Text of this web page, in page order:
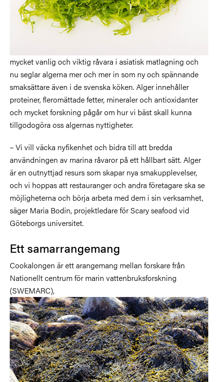
mycket vanlig och viktig råvara i asiatisk matlagning och
nu seglar algerna mer och mer in som ny och spännande
smaksättare även i de svenska köken. Alger innehåller
proteiner, fleromättade fetter, mineraler och antioxidanter
och mycket forskning pågår om hur vi bäst skall kunna
tillgodogöra oss algernas nyttigheter.
– Vi vill väcka nyfikenhet och bidra till att bredda
användningen av marina råvaror på ett hållbart sätt. Alger
är en outnyttjad resurs som skapar nya smakupplevelser,
och vi hoppas att restauranger och andra företagare ska se
möjligheterna och börja arbeta med dem i sin verksamhet,
säger Maria Bodin, projektledare för Scary seafood vid
Göteborgs universitet.
Ett samarrangemang
Cookalongen är ett arangemang mellan forskare från
Nationellt centrum för marin vattenbruksforskning
(SWEMARC),